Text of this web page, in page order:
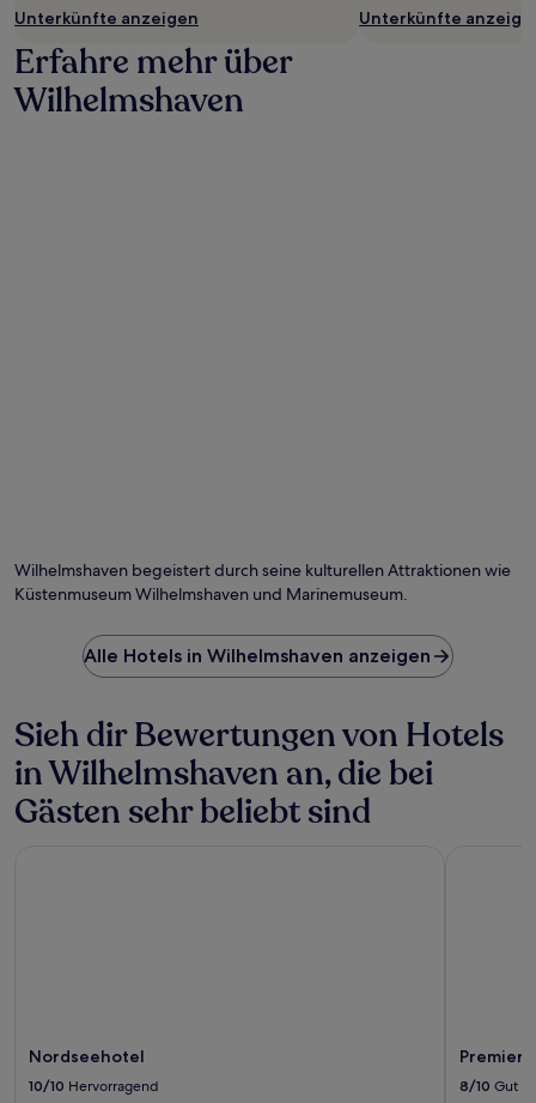
Unterkünfte anzeigen
Unterkünfte
Erfahre mehr über
Wilhelmshaven
Wilhelmshaven begeistert durch seine kulturellen Attraktionen wie
Küstenmuseum Wilhelmshaven und Marinemuseum.
Alle Hotels in Wilhelmshaven anzeigen
Sieh dir Bewertungen von Hotels
in Wilhelmshaven an, die bei
Gästen sehr beliebt sind
Nordseehotel
10/10 Hervorragend
Premier
8/10 Gut